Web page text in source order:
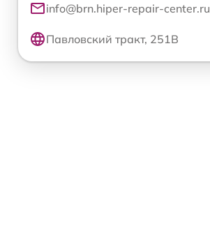
info@brn.hiper-repair-center.ru
Павловский тракт, 251В